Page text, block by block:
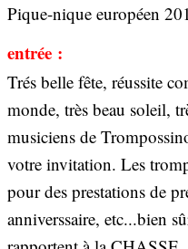
Pique-nique européen
entrée :
Trés belle fête, réussite
monde, très beau soleil,
musiciens de
votre invitation. Les
pour des prestations de
anniverssaire, etc...bien